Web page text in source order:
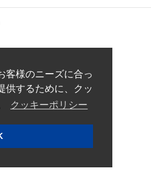
客様のニーズに合っ
供するために、クッ
クッキーポリシー